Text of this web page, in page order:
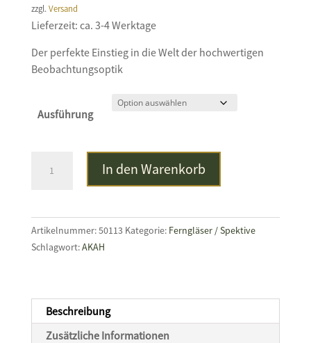
zzgl. Versand
Lieferzeit: ca. 3-4 Werktage
Der perfekte Einstieg in die Welt der hochwertigen
Beobachtungsoptik
Ausführung
Passion™
Menge
In den Warenkorb
Artikelnummer:50113 Kategorie: Ferngläser / Spektive
Schlagwort:AKAH
Beschreibung
Zusätzliche Informationen